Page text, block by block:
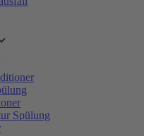
Spülung